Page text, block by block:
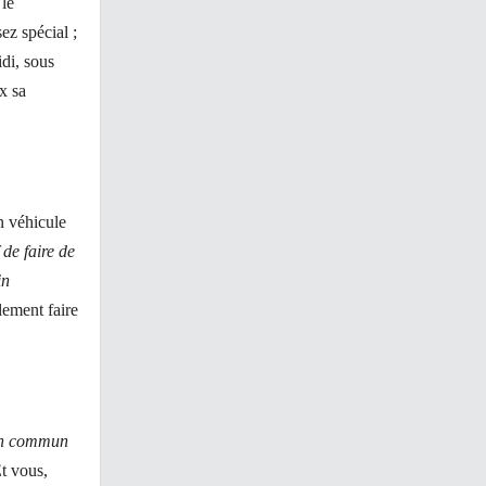
spécial ;
sous
sa
véhicule
faire de
faire
commun
vous,